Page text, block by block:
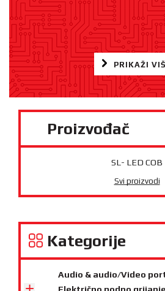
Proizvođač
SL- LED COB
Svi proizvodi
Kategorije
Audio & audio/Video
Električno podno
PRIKAŽI